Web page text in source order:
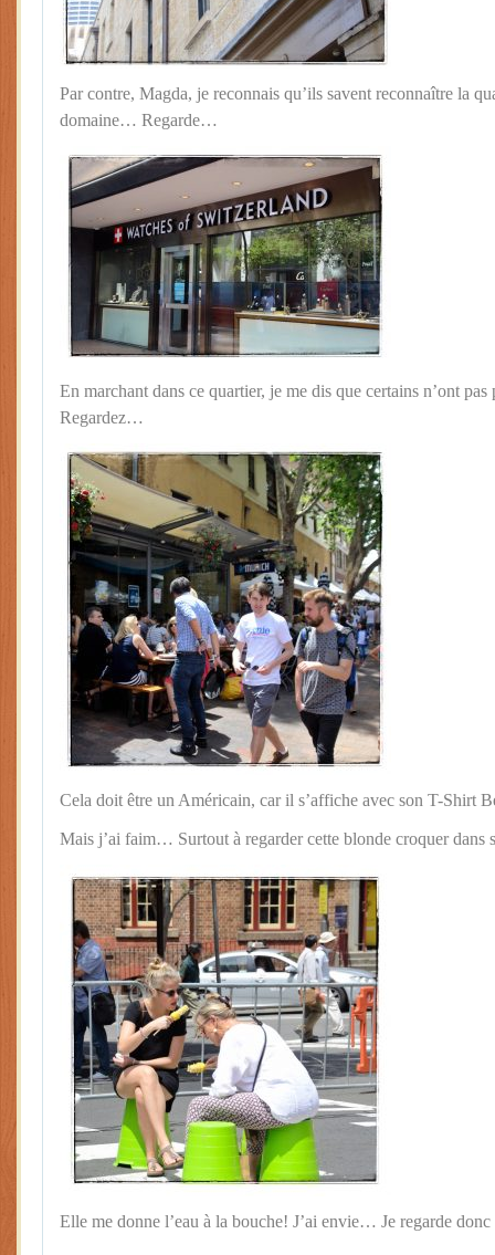
Par contre, Magda, je reconnais qu’ils savent reconnaître la
domaine… Regarde…
En marchant dans ce quartier, je me dis que certains n’ont
Regardez…
Cela doit être un Américain, car il s’affiche avec son T-Shirt
Mais j’ai faim… Surtout à regarder cette blonde croquer dans
Elle me donne l’eau à la bouche! J’ai envie… Je regarde